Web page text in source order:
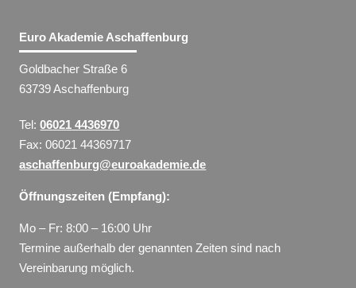
Euro Akademie Aschaffenburg
Goldbacher Straße 6
63739 Aschaffenburg
Tel:06021 4436970
Fax: 06021 44369717
aschaffenburg@euroakademie.de
Öffnungszeiten (Empfang):
Mo – Fr: 8:00 – 16:00 Uhr
Termine außerhalb der genannten Zeiten sind nach
Vereinbarung möglich.